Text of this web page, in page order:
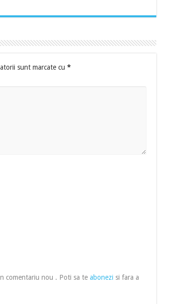
sunt marcate cu *
comentariu nou . Poti sa te abonezi si fara a